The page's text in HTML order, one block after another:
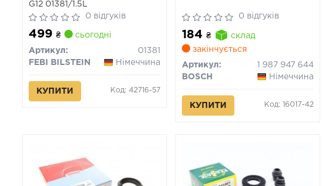
G12 01381/1.5L
0 відгуків
499 ₴ сьогодні
Артикул:
01381
FEBI BILSTEIN
Німеччина
КУПИТИ Код: 42716-57
0 відгуків
184 ₴
склад
закінчується
Артикул:
1 987 947 644
BOSCH
Німеччина
КУПИТИ Код: 16017-42